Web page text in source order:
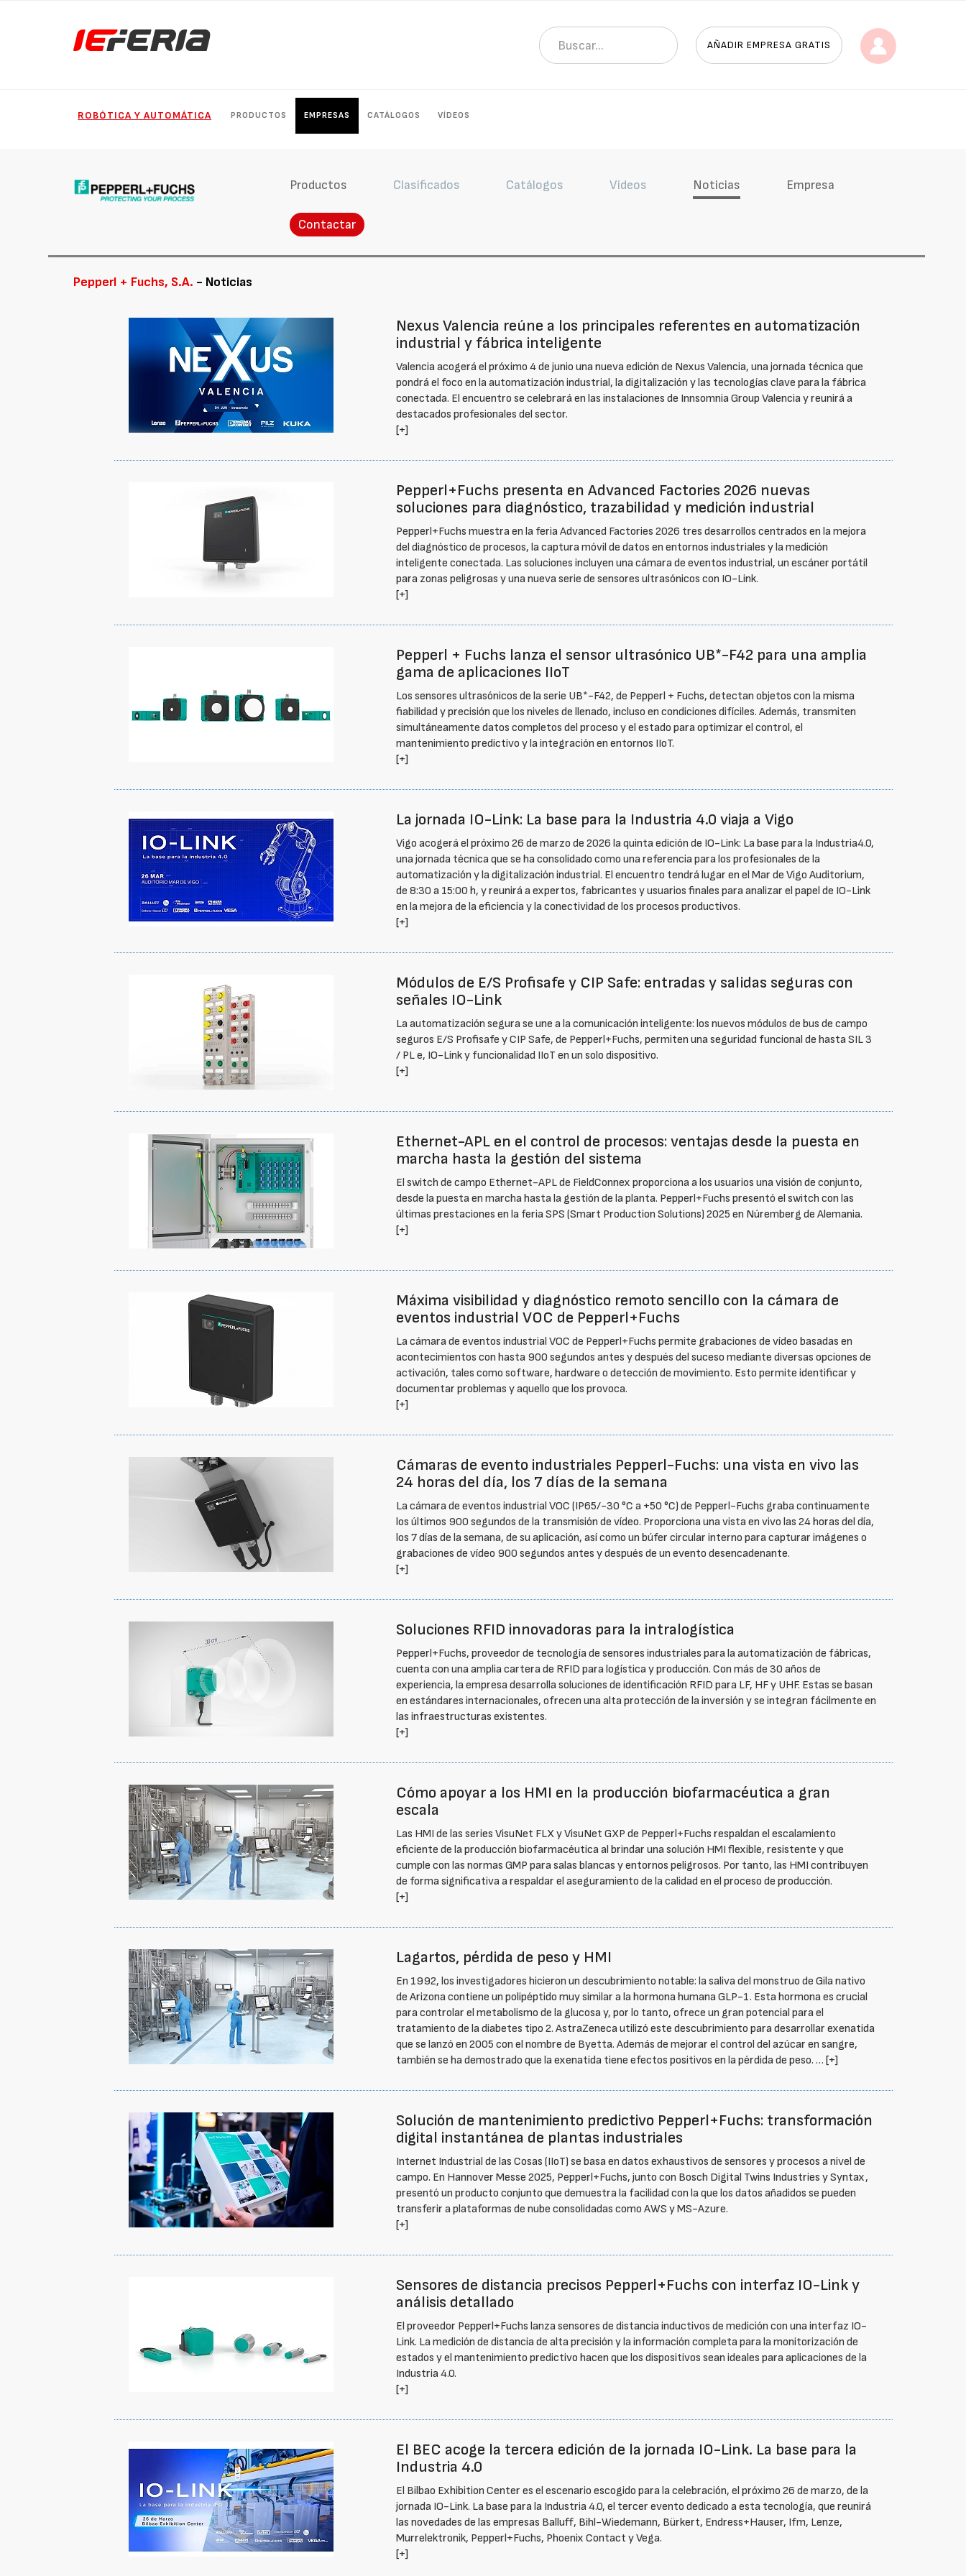
AÑADIR EMPRESA GRATIS
ROBÓTICA Y AUTOMÁTICA PRODUCTOS EMPRESAS CATÁLOGOS VÍDEOS
Productos Clasificados Catálogos Vídeos Noticias Empresa
Contactar
Pepperl + Fuchs, S.A. - Noticias
Nexus Valencia reúne a los principales referentes en automatización
industrial y fábrica inteligente
Valencia acogerá el próximo 4 de junio una nueva edición de Nexus Valencia, una jornada técnica que
pondrá el foco en la automatización industrial, la digitalización y las tecnologías clave para la fábrica
conectada. El encuentro se celebrará en las instalaciones de Innsomnia Group Valencia y reunirá a
destacados profesionales del sector.
[+]
Pepperl+Fuchs presenta en Advanced Factories 2026 nuevas
soluciones para diagnóstico, trazabilidad y medición industrial
Pepperl+Fuchs muestra en la feria Advanced Factories 2026 tres desarrollos centrados en la mejora
del diagnóstico de procesos, la captura móvil de datos en entornos industriales y la medición
inteligente conectada. Las soluciones incluyen una cámara de eventos industrial, un escáner portátil
para zonas peligrosas y una nueva serie de sensores ultrasónicos con IO-Link.
[+]
Pepperl + Fuchs lanza el sensor ultrasónico UB*-F42 para una amplia
gama de aplicaciones IIoT
Los sensores ultrasónicos de la serie UB*-F42, de Pepperl + Fuchs, detectan objetos con la misma
fiabilidad y precisión que los niveles de llenado, incluso en condiciones difíciles. Además, transmiten
simultáneamente datos completos del proceso y el estado para optimizar el control, el
mantenimiento predictivo y la integración en entornos IIoT.
[+]
La jornada IO-Link: La base para la Industria 4.0 viaja a Vigo
Vigo acogerá el próximo 26 de marzo de 2026 la quinta edición de IO-Link: La base para la Industria4.0,
una jornada técnica que se ha consolidado como una referencia para los profesionales de la
automatización y la digitalización industrial. El encuentro tendrá lugar en el Mar de Vigo Auditorium,
de 8:30 a 15:00 h, y reunirá a expertos, fabricantes y usuarios finales para analizar el papel de IO-Link
en la mejora de la eficiencia y la conectividad de los procesos productivos.
[+]
Módulos de E/S Profisafe y CIP Safe: entradas y salidas seguras con
señales IO-Link
La automatización segura se une a la comunicación inteligente: los nuevos módulos de bus de campo
seguros E/S Profisafe y CIP Safe, de Pepperl+Fuchs, permiten una seguridad funcional de hasta SIL 3
/ PL e, IO-Link y funcionalidad IIoT en un solo dispositivo.
[+]
Ethernet-APL en el control de procesos: ventajas desde la puesta en
marcha hasta la gestión del sistema
El switch de campo Ethernet-APL de FieldConnex proporciona a los usuarios una visión de conjunto,
desde la puesta en marcha hasta la gestión de la planta. Pepperl+Fuchs presentó el switch con las
últimas prestaciones en la feria SPS (Smart Production Solutions) 2025 en Núremberg de Alemania.
[+]
Máxima visibilidad y diagnóstico remoto sencillo con la cámara de
eventos industrial VOC de Pepperl+Fuchs
La cámara de eventos industrial VOC de Pepperl+Fuchs permite grabaciones de vídeo basadas en
acontecimientos con hasta 900 segundos antes y después del suceso mediante diversas opciones de
activación, tales como software, hardware o detección de movimiento. Esto permite identificar y
documentar problemas y aquello que los provoca.
[+]
Cámaras de evento industriales Pepperl-Fuchs: una vista en vivo las
24 horas del día, los 7 días de la semana
La cámara de eventos industrial VOC (IP65/-30 °C a +50 °C) de Pepperl-Fuchs graba continuamente
los últimos 900 segundos de la transmisión de vídeo. Proporciona una vista en vivo las 24 horas del día,
los 7 días de la semana, de su aplicación, así como un búfer circular interno para capturar imágenes o
grabaciones de vídeo 900 segundos antes y después de un evento desencadenante.
[+]
Soluciones RFID innovadoras para la intralogística
Pepperl+Fuchs, proveedor de tecnología de sensores industriales para la automatización de fábricas,
cuenta con una amplia cartera de RFID para logística y producción. Con más de 30 años de
experiencia, la empresa desarrolla soluciones de identificación RFID para LF, HF y UHF. Estas se basan
en estándares internacionales, ofrecen una alta protección de la inversión y se integran fácilmente en
las infraestructuras existentes.
[+]
Cómo apoyar a los HMI en la producción biofarmacéutica a gran
escala
Las HMI de las series VisuNet FLX y VisuNet GXP de Pepperl+Fuchs respaldan el escalamiento
eficiente de la producción biofarmacéutica al brindar una solución HMI flexible, resistente y que
cumple con las normas GMP para salas blancas y entornos peligrosos. Por tanto, las HMI contribuyen
de forma significativa a respaldar el aseguramiento de la calidad en el proceso de producción.
[+]
Lagartos, pérdida de peso y HMI
En 1992, los investigadores hicieron un descubrimiento notable: la saliva del monstruo de Gila nativo
de Arizona contiene un polipéptido muy similar a la hormona humana GLP-1. Esta hormona es crucial
para controlar el metabolismo de la glucosa y, por lo tanto, ofrece un gran potencial para el
tratamiento de la diabetes tipo 2. AstraZeneca utilizó este descubrimiento para desarrollar exenatida
que se lanzó en 2005 con el nombre de Byetta. Además de mejorar el control del azúcar en sangre,
también se ha demostrado que la exenatida tiene efectos positivos en la pérdida de peso. …[+]
Solución de mantenimiento predictivo Pepperl+Fuchs: transformación
digital instantánea de plantas industriales
Internet Industrial de las Cosas (IIoT) se basa en datos exhaustivos de sensores y procesos a nivel de
campo. En Hannover Messe 2025, Pepperl+Fuchs, junto con Bosch Digital Twins Industries y Syntax,
presentó un producto conjunto que demuestra la facilidad con la que los datos añadidos se pueden
transferir a plataformas de nube consolidadas como AWS y MS-Azure.
[+]
Sensores de distancia precisos Pepperl+Fuchs con interfaz IO-Link y
análisis detallado
El proveedor Pepperl+Fuchs lanza sensores de distancia inductivos de medición con una interfaz IO-
Link. La medición de distancia de alta precisión y la información completa para la monitorización de
estados y el mantenimiento predictivo hacen que los dispositivos sean ideales para aplicaciones de la
Industria 4.0.
[+]
El BEC acoge la tercera edición de la jornada IO-Link. La base para la
Industria 4.0
El Bilbao Exhibition Center es el escenario escogido para la celebración, el próximo 26 de marzo, de la
jornada IO-Link. La base para la Industria 4.0, el tercer evento dedicado a esta tecnología, que reunirá
las novedades de las empresas Balluff, Bihl-Wiedemann, Bürkert, Endress+Hauser, Ifm, Lenze,
Murrelektronik, Pepperl+Fuchs, Phoenix Contact y Vega.
[+]